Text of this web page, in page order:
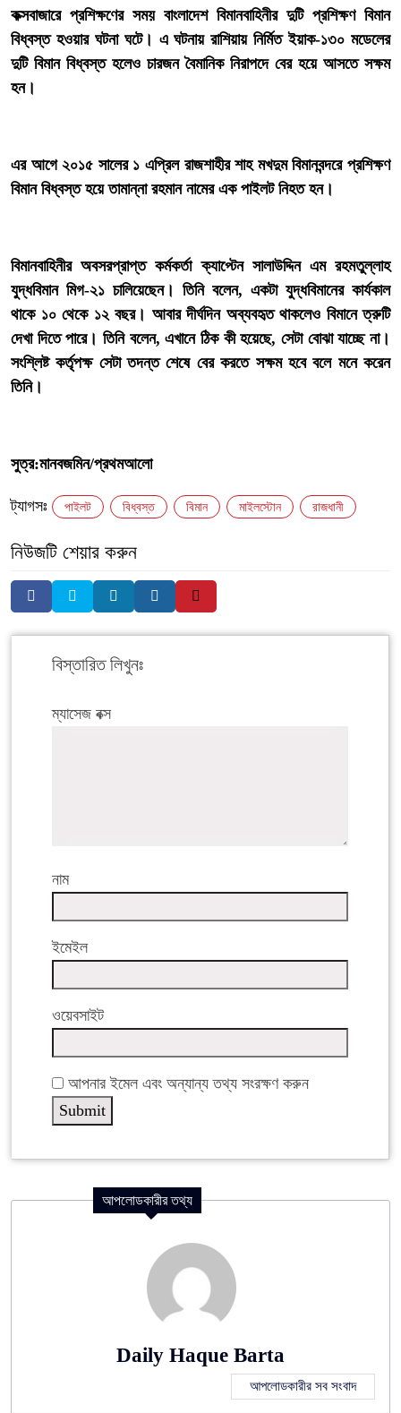
কক্সবাজারে প্রশিক্ষণের সময় বাংলাদেশ বিমানবাহিনীর দুটি প্রশিক্ষণ বিমান
বিধ্বস্ত হওয়ার ঘটনা ঘটে। এ ঘটনায় রাশিয়ায় নির্মিত ইয়াক-১৩০ মডেলের
দুটি বিমান বিধ্বস্ত হলেও চারজন বৈমানিক নিরাপদে বের হয়ে আসতে সক্ষম
হন।
‎এর আগে ২০১৫ সালের ১ এপ্রিল রাজশাহীর শাহ মখদুম বিমানবন্দরে প্রশিক্ষণ
বিমান বিধ্বস্ত হয়ে তামান্না রহমান নামের এক পাইলট নিহত হন।
‎বিমানবাহিনীর অবসরপ্রাপ্ত কর্মকর্তা ক্যাপ্টেন সালাউদ্দিন এম রহমতুল্লাহ
যুদ্ধবিমান মিগ-২১ চালিয়েছেন। তিনি বলেন, একটা যুদ্ধবিমানের কার্যকাল
থাকে ১০ থেকে ১২ বছর। আবার দীর্ঘদিন অব্যবহৃত থাকলেও বিমানে ত্রুটি
দেখা দিতে পারে। তিনি বলেন, এখানে ঠিক কী হয়েছে, সেটা বোঝা যাচ্ছে না।
সংশ্লিষ্ট কর্তৃপক্ষ সেটা তদন্ত শেষে বের করতে সক্ষম হবে বলে মনে করেন
তিনি।
‎সুত্র:মানবজমিন/প্রথমআলো
ট্যাগসঃ পাইলট বিধ্বস্ত বিমান মাইলস্টোন রাজধানী
নিউজটি শেয়ার করুন
বিস্তারিত লিখুনঃ
ম্যাসেজ বক্স
নাম
ইমেইল
ওয়েবসাইট
আপনার ইমেল এবং অন্যান্য তথ্য সংরক্ষণ করুন
আপলোডকারীর তথ্য
Daily Haque Barta
আপলোডকারীর সব সংবাদ